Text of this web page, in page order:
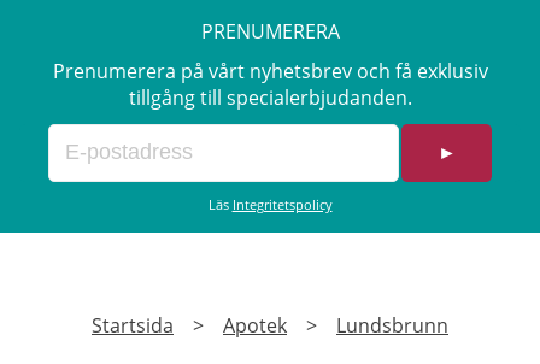
Erbjudandet gäller varje tisdag för dig som är
medlem och över 65 år i fysiska apotek och
online. Läs mer om pensionärsrabatter på
Kronans Apotek här.
PRENUMERERA
Prenumerera på vårt nyhetsbrev och få exklusiv
tillgång till specialerbjudanden.
►
Läs Integritetspolicy
Startsida > Apotek > Lundsbrunn